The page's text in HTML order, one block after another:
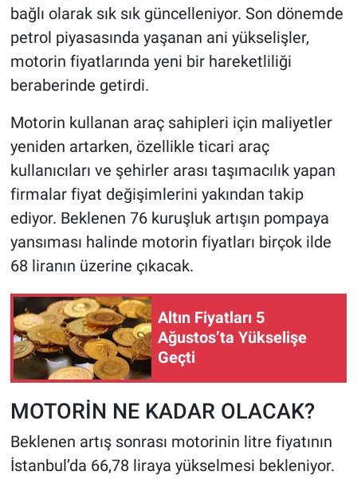
bağlı olarak sık sık güncelleniyor. Son dönemde
petrol piyasasında yaşanan ani yükselişler,
motorin fiyatlarında yeni bir hareketliliği
beraberinde getirdi.
Motorin kullanan araç sahipleri için maliyetler
yeniden artarken, özellikle ticari araç
kullanıcıları ve şehirler arası taşımacılık yapan
firmalar fiyat değişimlerini yakından takip
ediyor. Beklenen 76 kuruşluk artışın pompaya
yansıması halinde motorin fiyatları birçok ilde
68 liranın üzerine çıkacak.
Altın Fiyatları 5
Ağustos’ta Yükselişe
Geçti
MOTORİN NE KADAR OLACAK?
Beklenen artış sonrası motorinin litre fiyatının
İstanbul’da 66,78 liraya yükselmesi bekleniyor.